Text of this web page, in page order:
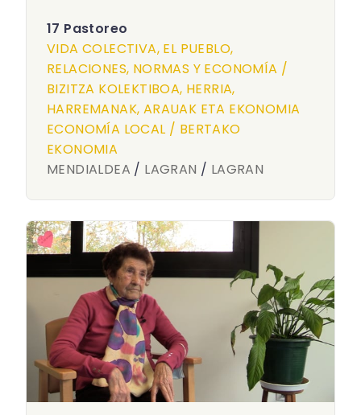
17 Pastoreo
VIDA COLECTIVA, EL PUEBLO,
RELACIONES, NORMAS Y ECONOMÍA /
BIZITZA KOLEKTIBOA, HERRIA,
HARREMANAK, ARAUAK ETA EKONOMIA
ECONOMÍA LOCAL / BERTAKO
EKONOMIA
MENDIALDEA / LAGRAN / LAGRAN